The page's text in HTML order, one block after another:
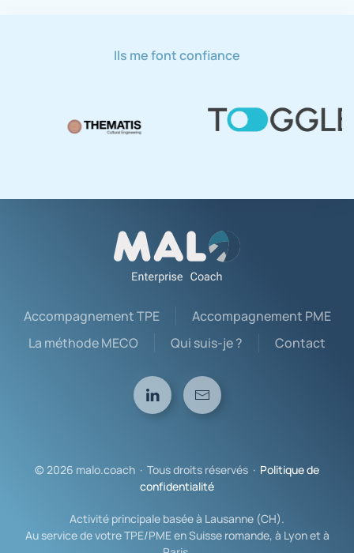
Ils me font confiance
Accompagnement TPE
Accompagnement PME
La méthode MECO
Qui suis-je ? Contact
© 2026 malo.coach · Tous droits réservés · Politique de
confidentialité
Activité principale basée à Lausanne (CH).
Au service de votre TPE/PME en Suisse romande, à Lyon et à